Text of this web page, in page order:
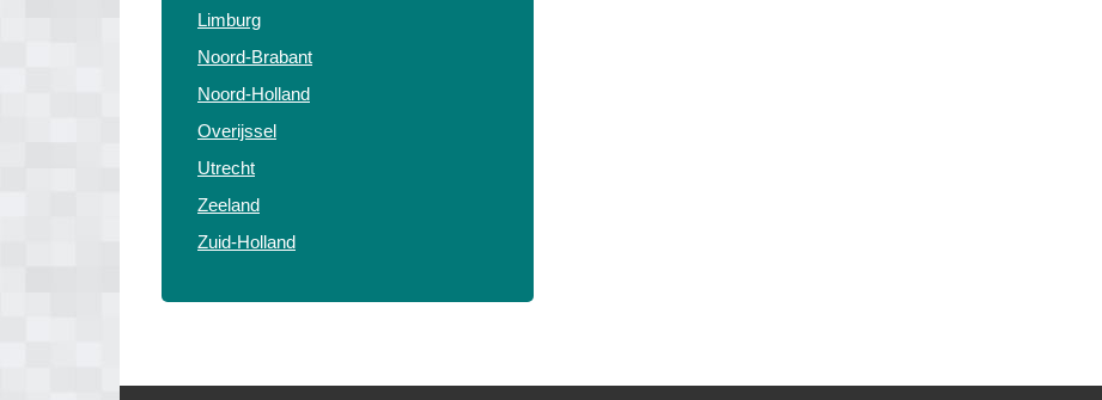
Limburg
Noord-Brabant
Noord-Holland
Overijssel
Utrecht
Zeeland
Zuid-Holland